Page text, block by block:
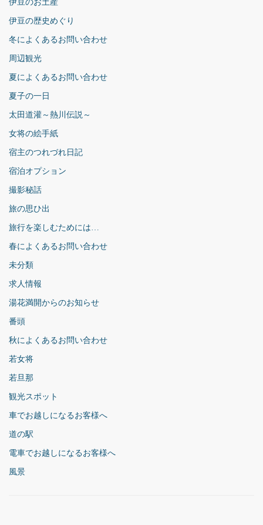
伊豆のお土産
伊豆の歴史めぐり
冬によくあるお問い合わせ
周辺観光
夏によくあるお問い合わせ
夏子の一日
太田道灌～熱川伝説～
女将の絵手紙
宿主のつれづれ日記
宿泊オプション
撮影秘話
旅の思ひ出
旅行を楽しむためには…
春によくあるお問い合わせ
未分類
求人情報
湯花満開からのお知らせ
番頭
秋によくあるお問い合わせ
若女将
若旦那
観光スポット
車でお越しになるお客様へ
道の駅
電車でお越しになるお客様へ
風景